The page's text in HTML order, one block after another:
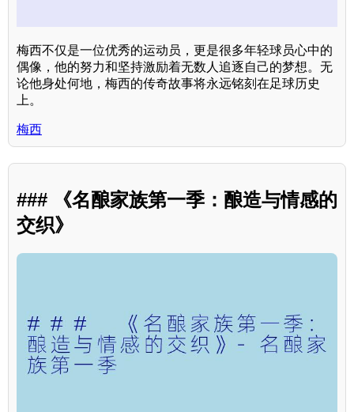
梅西不仅是一位优秀的运动员，更是很多年轻球员心中的
偶像，他的努力和坚持激励着无数人追逐自己的梦想。无
论他身处何地，梅西的传奇故事将永远铭刻在足球历史
上。
梅西
### 《名酿家族第一季：酿造与情感的
交织》